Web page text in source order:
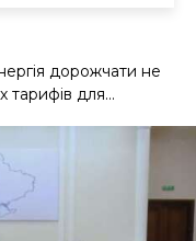
дорожчати не
для...